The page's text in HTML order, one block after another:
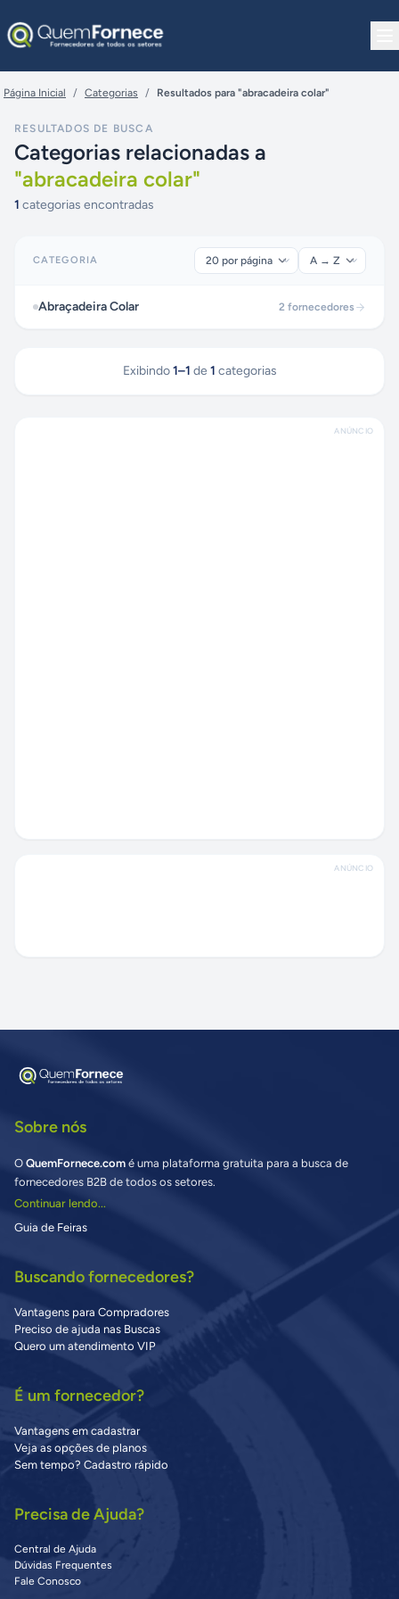
Página Inicial / Categorias / Resultados para "abracadeira colar"
RESULTADOS DE BUSCA
Categorias relacionadas a
"abracadeira colar"
1 categorias encontradas
CATEGORIA
Abraçadeira Colar 2 fornecedores
Exibindo 1–1 de 1 categorias
ANÚNCIO
ANÚNCIO
Sobre nós
O QuemFornece.com é uma plataforma gratuita para a busca de
fornecedores B2B de todos os setores.
Continuar lendo...
Guia de Feiras
Buscando fornecedores?
Vantagens para Compradores
Preciso de ajuda nas Buscas
Quero um atendimento VIP
É um fornecedor?
Vantagens em cadastrar
Veja as opções de planos
Sem tempo? Cadastro rápido
Precisa de Ajuda?
Central de Ajuda
Dúvidas Frequentes
Fale Conosco